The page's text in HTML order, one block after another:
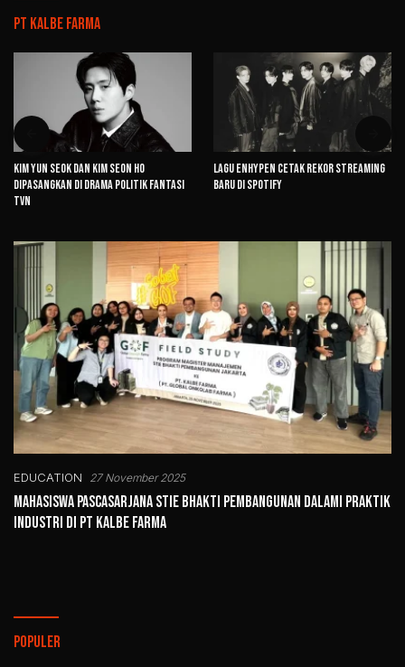
PT Kalbe Farma
Kim Yun Seok dan Kim Seon Ho
Dipasangkan di Drama Politik Fantasi
tvN
Lagu ENHYPEN Cetak Rekor Streaming
Baru di Spotify
EDUCATION 27 November 2025
Mahasiswa Pascasarjana STIE Bhakti Pembangunan Dalami Praktik
Industri di PT Kalbe Farma
Populer